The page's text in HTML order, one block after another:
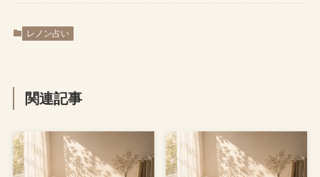
レノン占い
関連記事